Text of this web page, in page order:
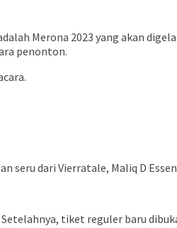
Merona 2023 yang akan
penonton.
seru dari Vierratale, Maliq D
tiket reguler baru